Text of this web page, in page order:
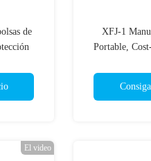
de
sellado
XFJ-1
Portable,
El video